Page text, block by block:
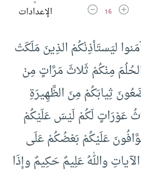
زيادة حجم الخط
16 تقليل حجم الخطالإعدادات
ليَستَأذِنْكُمْ الذِينَ مَلَكَتْ
الحُلُمَ مِنْكُمْ ثَلاثَ مَرَّاتٍ مِنْ
ثِيابَكُمْ مِنَ الظَّهِيرَةِ
عَوْرَاتٍ لَكُمْ لَيْسَ عَلَيْكُمْ
عَلَيْكُمْ بَعْضُكُمْ عَلَى
واللهُ عَلِيمٌ حَكِيمٌ وإذَا